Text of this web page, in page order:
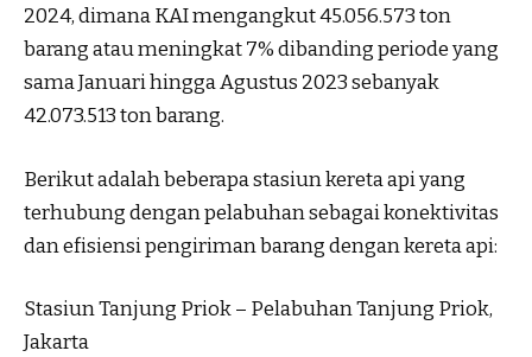
2024, dimana KAI mengangkut 45.056.573 ton
barang atau meningkat 7% dibanding periode yang
sama Januari hingga Agustus 2023 sebanyak
42.073.513 ton barang.
Berikut adalah beberapa stasiun kereta api yang
terhubung dengan pelabuhan sebagai konektivitas
dan efisiensi pengiriman barang dengan kereta api:
Stasiun Tanjung Priok – Pelabuhan Tanjung Priok,
Jakarta